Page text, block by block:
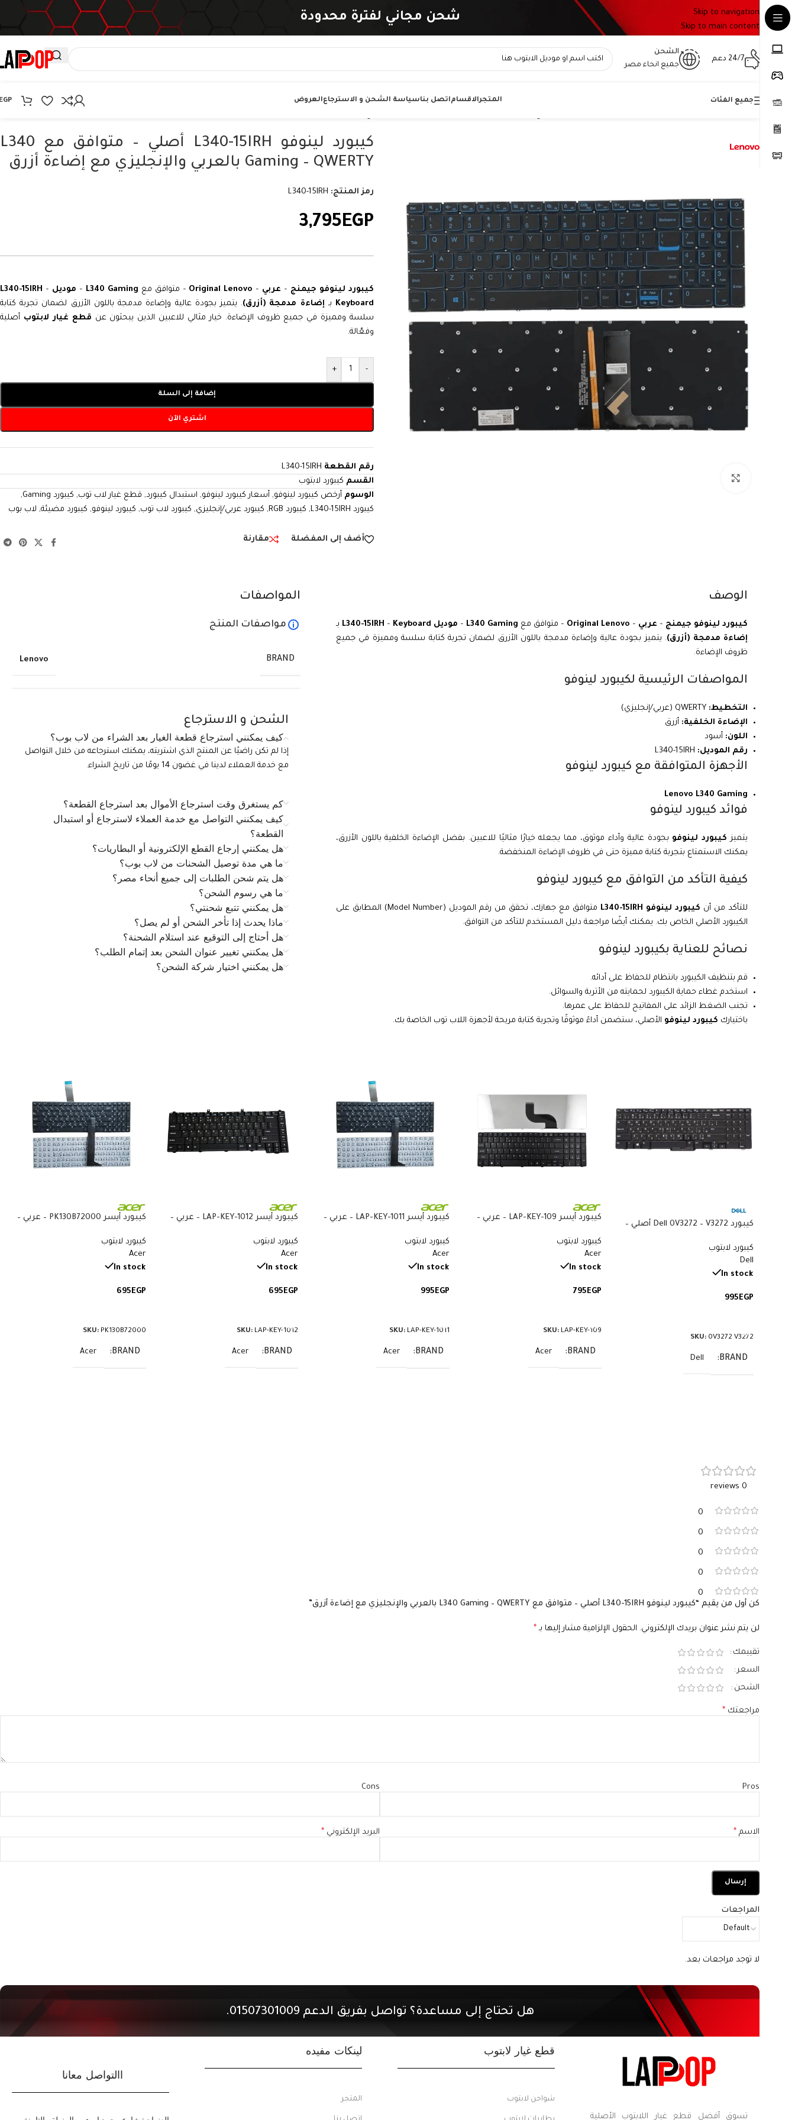
Skip to navigation
Skip to main content
شحن مجاني لفترة محدودة
24/7 دعم
الشحن
جميع انحاء مصر
جميع الفئات المتجرالاقساماتصل بناسياسة الشحن و الاسترجاعالعروض
كيبورد لينوفو L340-15IRH أصلي – متوافق مع L340
Gaming – QWERTY بالعربي والإنجليزي مع إضاءة أزرق
رمز المنتج: L340-15IRH
3,795EGP
كيبورد لينوفو جيمنج – عربي –
Original Lenovo – متوافق مع L340 Gaming
– موديل L340-15IRH –
Keyboard بـ إضاءة مدمجة (أزرق). يتميز بجودة عالية وإضاءة مدمجة باللون الأزرق لضمان تجربة كتابة
سلسة ومميزة في جميع ظروف الإضاءة. خيار مثالي للاعبين الذين يبحثون عن قطع غيار لابتوب أصلية
وفعّالة.
-
+
إضافة إلى السلة
اشتري الآن
رقم القطعة L340-15IRH
القسم كيبورد لابتوب
الوسوم أرخص كيبورد لينوفو, أسعار كيبورد لينوفو, استبدال كيبورد, قطع غيار لاب توب, كيبورد Gaming
,
كيبورد L340-15IRH
, كيبورد RGB , كيبورد عربي/إنجليزي, كيبورد لاب توب, كيبورد لينوفو, كيبورد مضيئة, لاب بوب
أضف إلى المفضلة مقارنة
الوصف
كيبورد لينوفو جيمنج – عربي –
Original Lenovo – متوافق مع L340 Gaming
– موديل L340-15IRH – Keyboard
بـ
إضاءة مدمجة (أزرق). يتميز بجودة عالية وإضاءة مدمجة باللون الأزرق لضمان تجربة كتابة سلسة ومميزة في جميع
ظروف الإضاءة.
المواصفات الرئيسية لكيبورد لينوفو
التخطيط:
الإضاءة الخلفية: أزرق
اللون: أسود
رقم الموديل:
الأجهزة المتوافقة مع كيبورد لينوفو
Lenovo L340 Gaming
فوائد كيبورد لينوفو
يتميز كيبورد لينوفو بجودة عالية وأداء موثوق، مما يجعله خيارًا مثاليًا للاعبين. بفضل الإضاءة الخلفية باللون الأزرق،
يمكنك الاستمتاع بتجربة كتابة مميزة حتى في ظروف الإضاءة المنخفضة.
كيفية التأكد من التوافق مع كيبورد لينوفو
للتأكد من أن كيبورد لينوفو L340-15IRH
متوافق مع جهازك، تحقق من رقم الموديل (Model Number) المطابق على
الكيبورد الأصلي الخاص بك. يمكنك أيضًا مراجعة دليل المستخدم للتأكد من التوافق.
نصائح للعناية بكيبورد لينوفو
قم بتنظيف الكيبورد بانتظام للحفاظ على أدائه.
استخدم غطاء حماية الكيبورد لحمايته من الأتربة والسوائل.
تجنب الضغط الزائد على المفاتيح للحفاظ على عمرها.
باختيارك كيبورد لينوفو الأصلي، ستضمن أداءً موثوقًا وتجربة كتابة مريحة لأجهزة اللاب توب الخاصة بك.
المواصفات
مواصفات المنتج
BRAND
Lenovo
الشحن و الاسترجاع
كيف يمكنني استرجاع قطعة الغيار بعد الشراء من لاب بوب؟
إذا لم تكن راضيًا عن المنتج الذي اشتريته، يمكنك استرجاعه من خلال التواصل
مع خدمة العملاء لدينا في غضون 14 يومًا من تاريخ الشراء.
كم يستغرق وقت استرجاع الأموال بعد استرجاع القطعة؟
كيف يمكنني التواصل مع خدمة العملاء لاسترجاع أو استبدال
القطعة؟
هل يمكنني إرجاع القطع الإلكترونية أو البطاريات؟
ما هي مدة توصيل الشحنات من لاب بوب؟
هل يتم شحن الطلبات إلى جميع أنحاء مصر؟
ما هي رسوم الشحن؟
هل يمكنني تتبع شحنتي؟
ماذا يحدث إذا تأخر الشحن أو لم يصل؟
هل أحتاج إلى التوقيع عند استلام الشحنة؟
هل يمكنني تغيير عنوان الشحن بعد إتمام الطلب؟
هل يمكنني اختيار شركة الشحن؟
كيبورد Dell 0V3272 – V3272 أصلي –
QWERTY بإضاءة خلفية بالعربي
والإنجليزي
كيبورد لابتوب
Dell
In stock
995EGP
SKU: 0V3272 V3272
BRAND
Dell
كيبورد أيسر LAP-KEY-109 – عربي –
كيبورد لابتوب
Acer
In stock
795EGP
SKU: LAP-KEY-109
BRAND
Acer
كيبورد أيسر LAP-KEY-1011 – عربي –
وA315-23 وAspire 5 A515-52 وA515-53
كيبورد لابتوب
Acer
In stock
995EGP
SKU: LAP-KEY-1011
BRAND
Acer
كيبورد أيسر LAP-KEY-1012 – عربي –
و3680 و5050 و5580 و5600
كيبورد لابتوب
Acer
In stock
695EGP
SKU: LAP-KEY-1012
BRAND
Acer
كيبورد أيسر PK130B72000 – عربي –
و5732 و5734 و5517 و5534 و5516
كيبورد لابتوب
Acer
In stock
695EGP
SKU: PK130B72000
BRAND
Acer
0 reviews
0
0
0
0
0
المراجعات
لا توجد مراجعات بعد.
كن أول من يقيم “كيبورد لينوفو L340-15IRH أصلي – متوافق مع L340 Gaming – QWERTY بالعربي والإنجليزي مع إضاءة أزرق”
لن يتم نشر عنوان بريدك الإلكتروني. الحقول الإلزامية مشار إليها بـ *
تقييمك
السعر
الشحن
مراجعتك *
Pros
Cons
الاسم * البريد الإلكتروني *
هل تحتاج إلى مساعدة؟ تواصل بفريق الدعم 01507301009.
تسوق أفضل قطع غيار اللابتوب الأصلية
قطع غيار لابتوب
شواحن لابتوب
لينكات مفيده
المتجر
االتواصل معانا